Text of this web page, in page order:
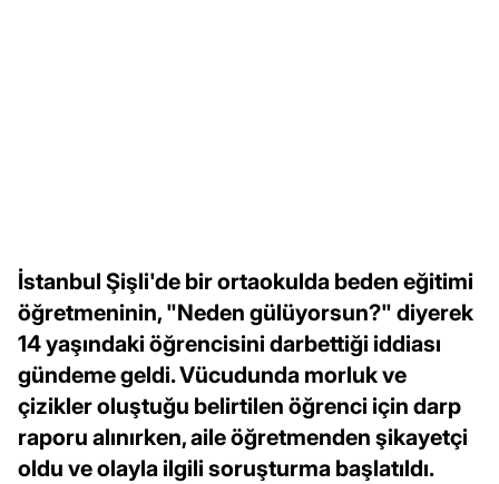
İstanbul Şişli'de bir ortaokulda beden eğitimi
öğretmeninin, "Neden gülüyorsun?" diyerek
14 yaşındaki öğrencisini darbettiği iddiası
gündeme geldi. Vücudunda morluk ve
çizikler oluştuğu belirtilen öğrenci için darp
raporu alınırken, aile öğretmenden şikayetçi
oldu ve olayla ilgili soruşturma başlatıldı.